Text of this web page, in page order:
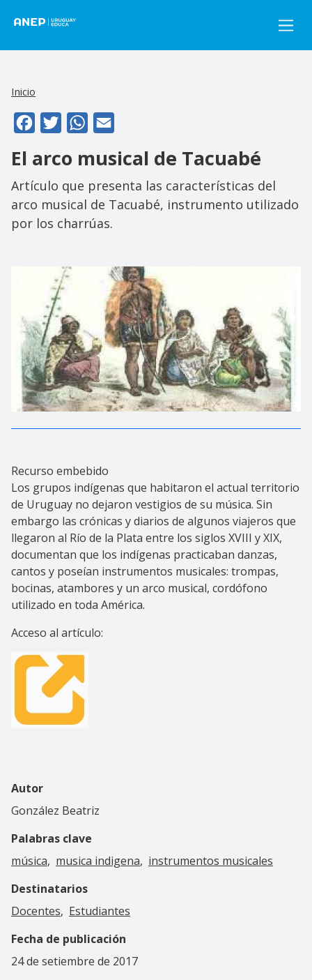
Inicio
FacebookTwitterWhatsApp
El arco musical de Tacuabé
Artículo que presenta las características del
arco musical de Tacuabé, instrumento utilizado
por los charrúas.
Recurso embebido
Los grupos indígenas que habitaron el actual territorio
de Uruguay no dejaron vestigios de su música. Sin
embargo las crónicas y diarios de algunos viajeros que
llegaron al Río de la Plata entre los siglos XVIII y XIX,
documentan que los indígenas practicaban danzas,
cantos y poseían instrumentos musicales: trompas,
bocinas, atambores y un arco musical, cordófono
utilizado en toda América.
Acceso al artículo:
Autor
González Beatriz
Palabras clave
música
musica indigena
instrumentos musicales
Destinatarios
Docentes
Estudiantes
Fecha de publicación
24 de setiembre de 2017